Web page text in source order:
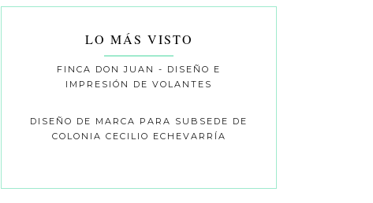
LO MÁS VISTO
FINCA DON JUAN - DISEÑO E
IMPRESIÓN DE VOLANTES
DISEÑO DE MARCA PARA SUBSEDE DE
COLONIA CECILIO ECHEVARRÍA